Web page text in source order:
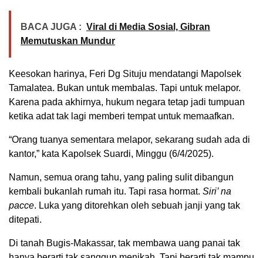
BACA JUGA : Viral di Media Sosial, Gibran
Memutuskan Mundur
Keesokan harinya, Feri Dg Situju mendatangi Mapolsek
Tamalatea. Bukan untuk membalas. Tapi untuk melapor.
Karena pada akhirnya, hukum negara tetap jadi tumpuan
ketika adat tak lagi memberi tempat untuk memaafkan.
“Orang tuanya sementara melapor, sekarang sudah ada di
kantor,” kata Kapolsek Suardi, Minggu (6/4/2025).
Namun, semua orang tahu, yang paling sulit dibangun
kembali bukanlah rumah itu. Tapi rasa hormat. Siri’ na
pacce. Luka yang ditorehkan oleh sebuah janji yang tak
ditepati.
Di tanah Bugis-Makassar, tak membawa uang panai tak